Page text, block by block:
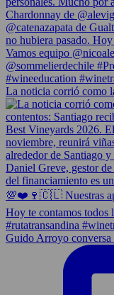
La noticia corrió como
Guido Arroyo conversa